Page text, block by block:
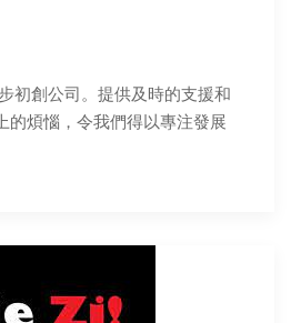
初創公司。提供及時的支援和
的煩惱，令我們得以專注發展